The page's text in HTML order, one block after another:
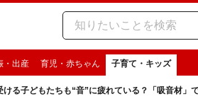
・出産 育児・赤ちゃん 子育て・キッズ
る子どもたちも“音”に疲れている？「吸音材」